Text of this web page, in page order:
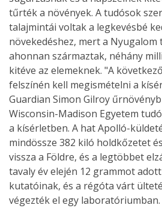
tűrték a növények. A tudósok
talajmintái voltak a legkevésbé
növekedéshez, mert a
ahonnan származtak, néhány
kitéve az elemeknek. "A
felszínén kell megismételni a
Guardian Simon Gilroy
Wisconsin-Madison Egyetem
a kísérletben. A hat Apolló-
mindössze 382 kiló holdkőzetet
vissza a Földre, és a legtöbbet
tavaly év elején 12 grammot
kutatóinak, és a régóta várt
végezték el egy